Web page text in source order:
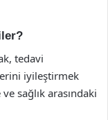
tedavi
iyileştirmek
sağlık arasındaki